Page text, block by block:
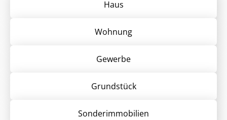
Haus
Wohnung
Gewerbe
Grund­stück
Sonder­immobilien